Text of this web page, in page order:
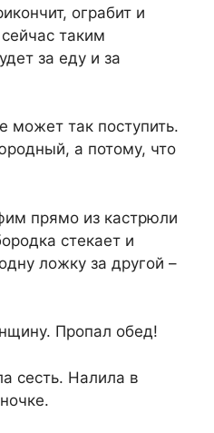
ограбит и
таким
за еду и за
может так поступить.
а потому, что
прямо из кастрюли
стекает и
ложку за другой –
Пропал обед!
сесть. Налила в